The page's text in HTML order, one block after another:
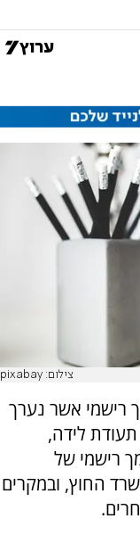
צילום: pixabay
רישמי אשר נערך
תעודת לידה,
רישמי של
החוץ, ובמקרים